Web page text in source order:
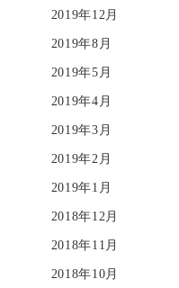
2019年12月
2019年8月
2019年5月
2019年4月
2019年3月
2019年2月
2019年1月
2018年12月
2018年11月
2018年10月